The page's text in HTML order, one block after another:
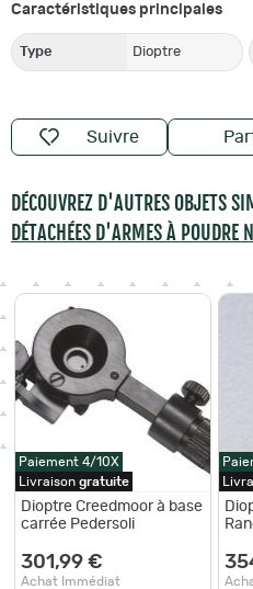
Caractéristiques principales
Type Dioptre
Suivre
DÉCOUVREZ D'AUTRES OBJETS
DÉTACHÉES D'ARMES À POUDRE
Paiement 4/10X
Livraison gratuite
Dioptre Creedmoor à base
carrée Pedersoli
301,99 €
Achat Immédiat